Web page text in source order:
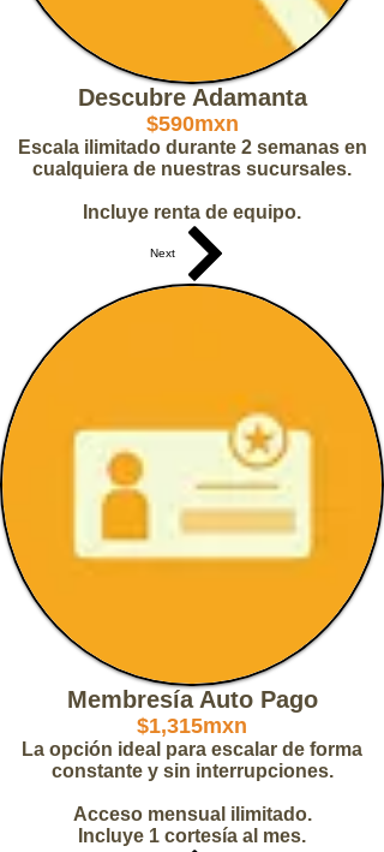
Descubre Adamanta
$590mxn
Escala ilimitado durante 2 semanas en
cualquiera de nuestras sucursales.
Incluye renta de equipo.
Next
Membresía Auto Pago
$1,315mxn
La opción ideal para escalar de forma
constante y sin interrupciones.
Acceso mensual ilimitado.
Incluye 1 cortesía al mes.